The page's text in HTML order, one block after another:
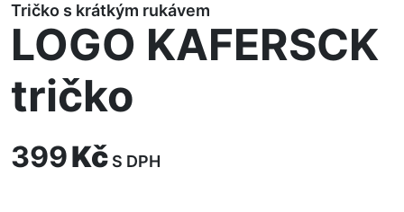
Tričko s krátkým rukávem
LOGO KAFERSCK
tričko
399Kč S DPH